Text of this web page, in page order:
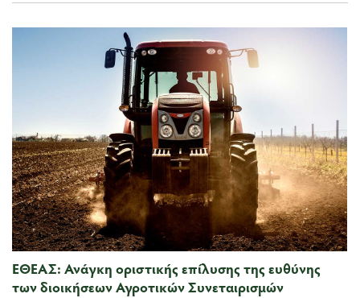
ΕΘΕΑΣ: Ανάγκη οριστικής επίλυσης της ευθύνης
των διοικήσεων Αγροτικών Συνεταιρισμών